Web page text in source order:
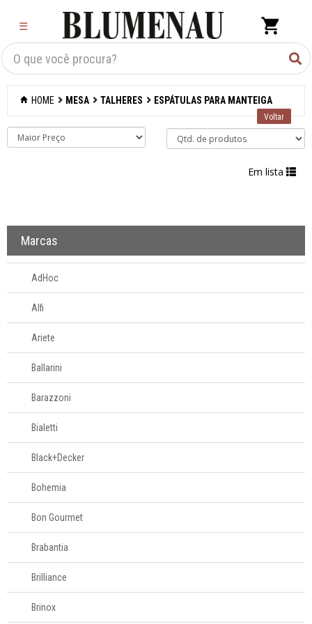
☰
Criar Lista×
Organização
Eletros
Bar
Café e chá
Complementos
para mesa
Copos e taças
Louças
Servir
Talheres
Colheres
Complementos
manteiga
Facas
HOME MESA TALHERES ESPÁTULAS PARA MANTEIGA
Em lista
Marcas
AdHoc
Alfi
Ariete
Ballarini
Barazzoni
Bialetti
Black+Decker
Bohemia
Bon Gourmet
Brabantia
Brilliance
Brinox